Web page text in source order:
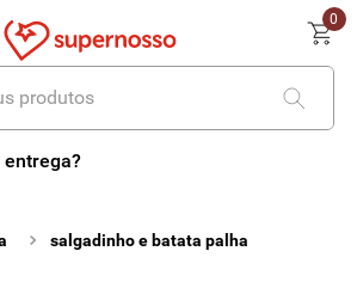
0
salgadinho e batata palha